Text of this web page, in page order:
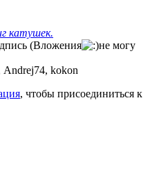
катушек.
(Вложения
не могу
Andrej74, kokon
, чтобы присоединиться к